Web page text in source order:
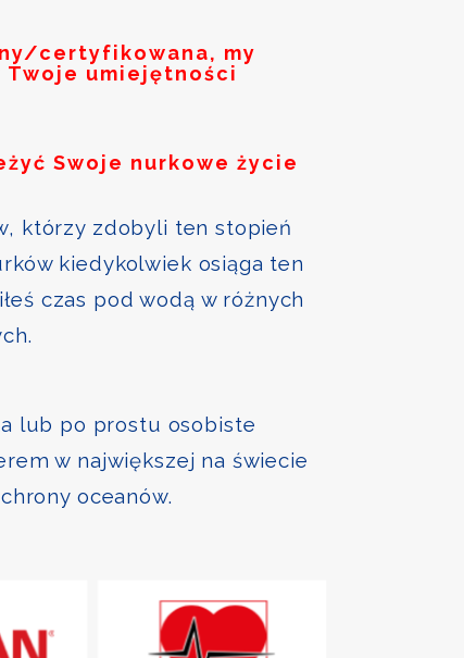
certyfikowana, my
Twoje umiejętności
Swoje nurkowe życie
którzy zdobyli ten stopień
kiedykolwiek osiąga ten
czas pod wodą w różnych
lub po prostu osobiste
w największej na świecie
oceanów.